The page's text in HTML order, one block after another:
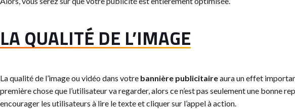
LA QUALITÉ DE L’IMAGE
La qualité de l’image ou vidéo dans votre bannière publicitaireaura un effet
première chose que l’utilisateur va regarder, alors ce n’est pas seulement une bonne
encourager les utilisateurs à lire le texte et cliquer sur l’appel à action.